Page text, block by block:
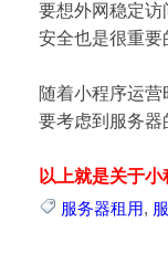
要想外网稳定
安全也是很重要
随着小程序运
要考虑到服务器
以上就是关于
服务器租用,